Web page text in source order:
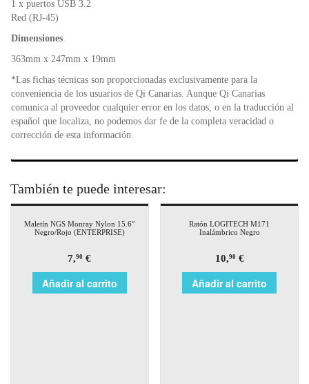
1 x puertos USB 3.2
Red (RJ-45)
Dimensiones
363mm x 247mm x 19mm
*Las fichas técnicas son proporcionadas exclusivamente para la
conveniencia de los usuarios de Qi Canarias. Aunque Qi Canarias
comunica al proveedor cualquier error en los datos, o en la traducción al
español que localiza, no podemos dar fe de la completa veracidad o
corrección de esta información.
También te puede interesar:
Maletín NGS Monray Nylon 15.6″
Negro/Rojo (ENTERPRISE)
7,90 €
Añadir al carrito
Ratón LOGITECH M171
Inalámbrico Negro
10,90€
Añadir al carrito